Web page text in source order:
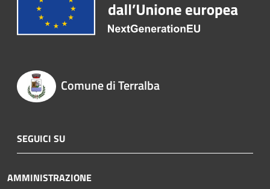
Comune di Terralba
SEGUICI SU
AMMINISTRAZIONE